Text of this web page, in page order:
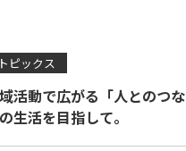
ピックス
活動で広がる「人とのつな
生活を目指して。